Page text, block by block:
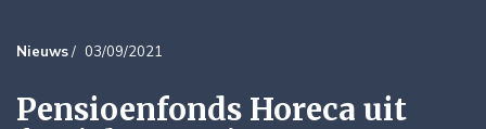
Nieuws/ 03/09/2021
Pensioenfonds Horeca uit